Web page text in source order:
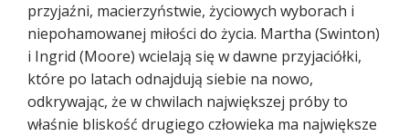
przyjaźni, macierzyństwie, życiowych wyborach i
niepohamowanej miłości do życia. Martha (Swinton)
i Ingrid (Moore) wcielają się w dawne przyjaciółki,
które po latach odnajdują siebie na nowo,
odkrywając, że w chwilach największej próby to
właśnie bliskość drugiego człowieka ma największe